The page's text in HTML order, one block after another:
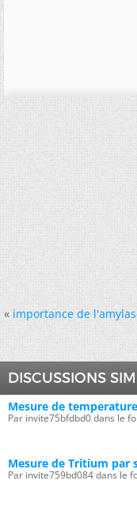
« importance de
DISCUSSIONS
Mesure de
Par invite75bfdbd0 dans le
Mesure de Tritium
Par invite759bd084 dans le